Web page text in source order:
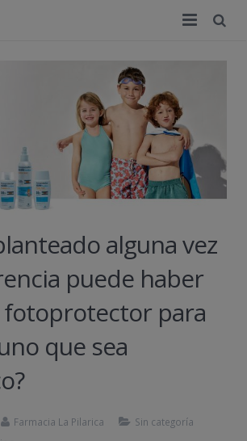
alguna vez
puede haber
para
que sea
Farmacia La Pilarica
Sin categoría